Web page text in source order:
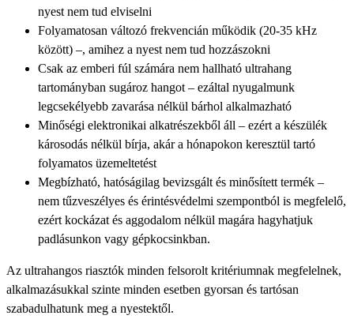
nyest nem tud elviselni
Folyamatosan változó frekvencián működik (20-35 kHz
között) –, amihez a nyest nem tud hozzászokni
Csak az emberi fúl számára nem hallható ultrahang
tartományban sugároz hangot – ezáltal nyugalmunk
legcsekélyebb zavarása nélkül bárhol alkalmazható
Minőségi elektronikai alkatrészekből áll – ezért a készülék
károsodás nélkül bírja, akár a hónapokon keresztül tartó
folyamatos üzemeltetést
Megbízható, hatóságilag bevizsgált és minősített termék –
nem tűzveszélyes és érintésvédelmi szempontból is megfelelő,
ezért kockázat és aggodalom nélkül magára hagyhatjuk
padlásunkon vagy gépkocsinkban.
Az ultrahangos riasztók minden felsorolt kritériumnak megfelelnek,
alkalmazásukkal szinte minden esetben gyorsan és tartósan
szabadulhatunk meg a nyestektől.